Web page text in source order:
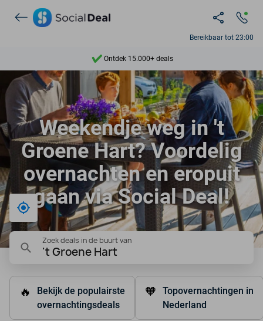
Bereikbaar tot 23:00
Ontdek 15.000+ deals
7 dagen per week beschikbaar
10+ miljoen leden
9,4
Ontdek 15.000+ deals
Weekendje weg in 't
Groene Hart? Voordelig
overnachten en eropuit
gaan via Social Deal!
Bij mij in de buurt
Zoek deals in de buurt van
't Groene Hart
🔥
Bekijk de populairste
overnachtingsdeals
🧡
Topovernachtingen in
Nederland